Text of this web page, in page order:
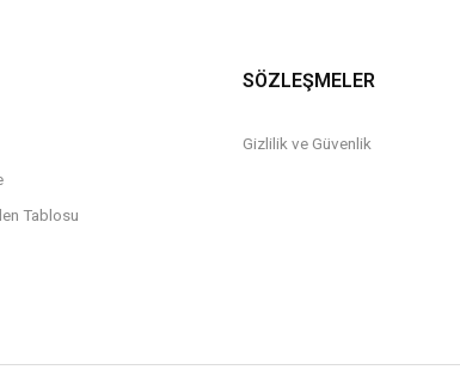
Tablosu
SÖZLEŞMELER
Gizlilik ve Güvenlik